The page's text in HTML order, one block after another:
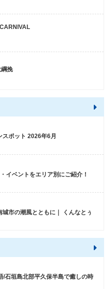
挽
ポット 2026年6月
イベントをエリア別にご紹介！
城市の潮風とともに｜ くんなとぅ
/石垣島北部平久保半島で癒しの時